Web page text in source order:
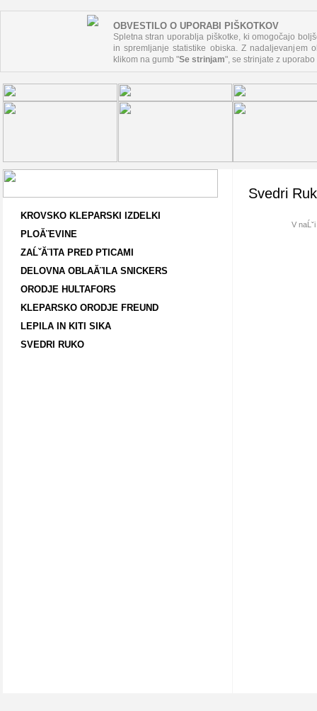
OBVESTILO O UPORABI PIŠKOTKOV
Spletna stran uporablja piškotke, ki omogočajo
in spremljanje statistike obiska. Z nadaljevanjem
klikom na gumb "Se strinjam", se strinjate z
KROVSKO KLEPARSKI IZDELKI
PLOĂ¨EVINE
ZAĹˇĂ¨ITA PRED PTICAMI
DELOVNA OBLAĂ¨ILA SNICKERS
ORODJE HULTAFORS
KLEPARSKO ORODJE FREUND
LEPILA IN KITI SIKA
SVEDRI RUKO
Svedri
V